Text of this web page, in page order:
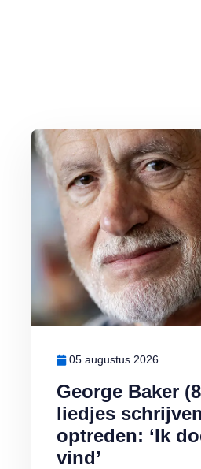
George Baker
liedjes
optreden: ‘Ik
vind’
05 augustus 2026
Lees meer over George Baker